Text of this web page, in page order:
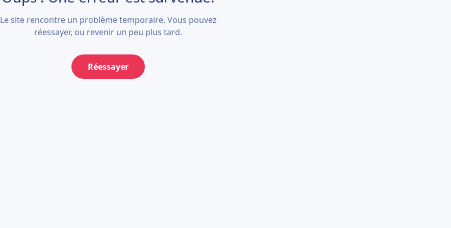
Le site rencontre un problème temporaire. Vous pouvez
réessayer, ou revenir un peu plus tard.
Réessayer